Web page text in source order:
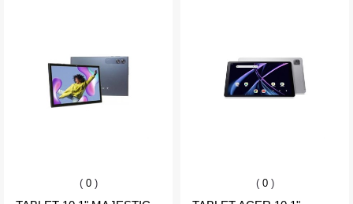
( 0 ) ( 0 )